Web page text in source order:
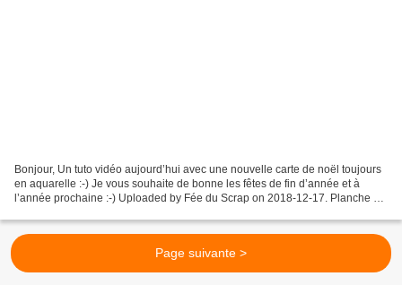
Bonjour, Un tuto vidéo aujourd’hui avec une nouvelle carte de noël toujours
en aquarelle :-) Je vous souhaite de bonne les fêtes de fin d’année et à
l’année prochaine :-) Uploaded by Fée du Scrap on 2018-12-17. Planche de
Page suivante >